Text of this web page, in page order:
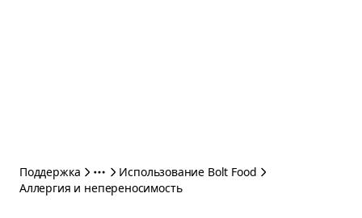
Поддержка
Использование Bolt Food
Аллергия и непереносимость